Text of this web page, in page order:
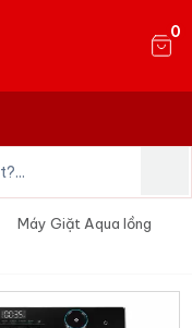
0
Máy Giặt Aqua lồng